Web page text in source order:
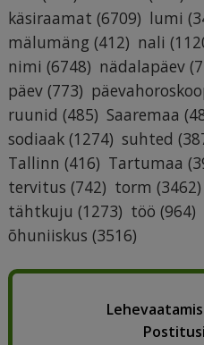
käsiraamat (6709) lumi
mälumäng (412) nali
nimi (6748) nädalapäev
päev (773)
ruunid (485) Saaremaa
sodiaak (1274) suhted
Tallinn (416) Tartumaa
tervitus (742) torm (3462)
tähtkuju (1273) töö (964)
õhuniiskus (3516)